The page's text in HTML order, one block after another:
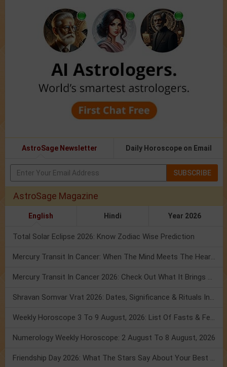
AstroSage Newsletter Daily Horoscope on Email
SUBSCRIBE
AstroSage Magazine
English Hindi Year 2026
Total Solar Eclipse 2026: Know Zodiac Wise Prediction
Mercury Transit In Cancer: When The Mind Meets The Heart!
Mercury Transit In Cancer 2026: Check Out What It Brings For You
Shravan Somvar Vrat 2026: Dates, Significance & Rituals In August
Weekly Horoscope 3 To 9 August, 2026: List Of Fasts & Festivals
Numerology Weekly Horoscope: 2 August To 8 August, 2026
Friendship Day 2026: What The Stars Say About Your Best Friend!